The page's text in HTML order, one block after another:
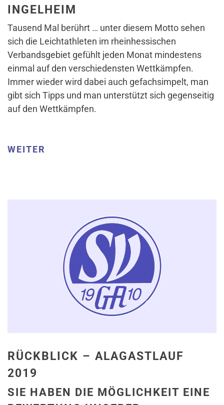
INGELHEIM
Tausend Mal berührt … unter diesem Motto sehen
sich die Leichtathleten im rheinhessischen
Verbandsgebiet gefühlt jeden Monat mindestens
einmal auf den verschiedensten Wettkämpfen.
Immer wieder wird dabei auch gefachsimpelt, man
gibt sich Tipps und man unterstützt sich gegenseitig
auf den Wettkämpfen.
WEITER
RÜCKBLICK – ALAGASTLAUF
2019
SIE HABEN DIE MÖGLICHKEIT EINE